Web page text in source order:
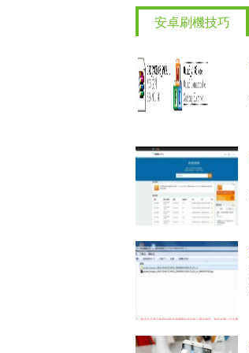
安卓刷機技巧